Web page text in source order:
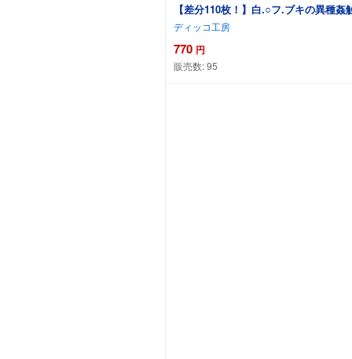
【差分110枚！】白.○フ.ブキの異種
ディッコ工房
770 円
販売数:95